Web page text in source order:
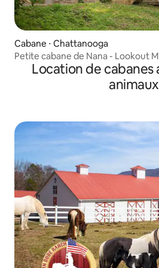
Cabane ⋅ Chattanooga
Petite cabane de Nana - Lookout
Location de
animaux